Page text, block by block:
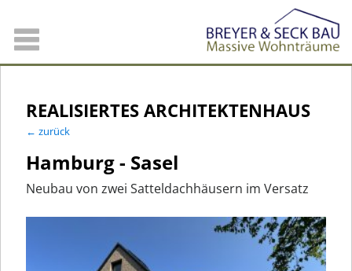
REALISIERTES ARCHITEKTENHAUS
← zurück
Hamburg - Sasel
Neubau von zwei Satteldachhäusern im Versatz